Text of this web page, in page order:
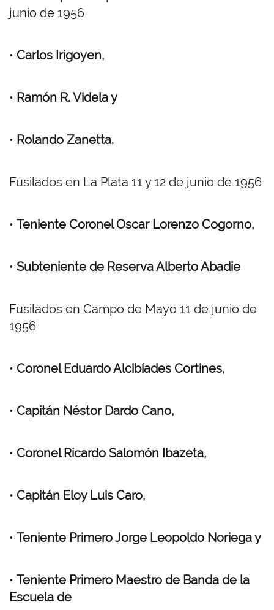
junio de 1956
• Carlos Irigoyen,
• Ramón R. Videla y
• Rolando Zanetta.
Fusilados en La Plata 11 y 12 de junio de 1956
• Teniente Coronel Oscar Lorenzo Cogorno,
• Subteniente de Reserva Alberto Abadie
Fusilados en Campo de Mayo 11 de junio de
1956
• Coronel Eduardo Alcibíades Cortines,
• Capitán Néstor Dardo Cano,
• Coronel Ricardo Salomón Ibazeta,
• Capitán Eloy Luis Caro,
• Teniente Primero Jorge Leopoldo Noriega y
• Teniente Primero Maestro de Banda de la
Escuela de